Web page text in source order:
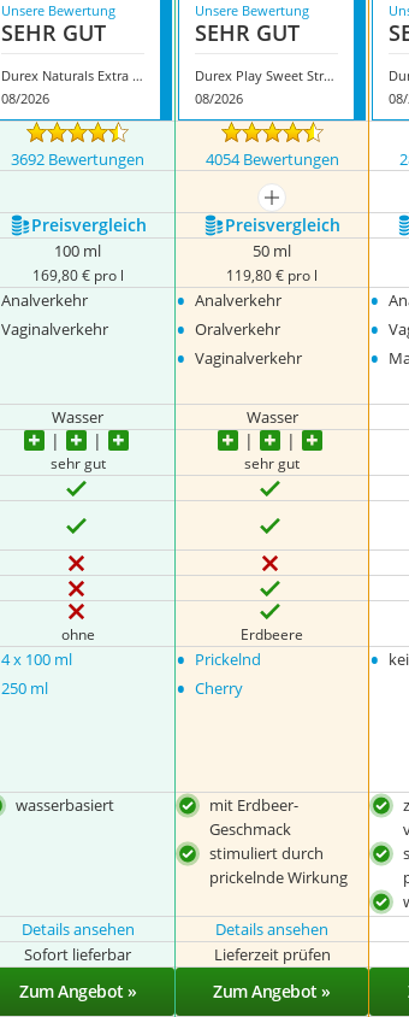
Unsere Bewertung
SEHR GUT
Durex Naturals Extra Sensitive Gleitgel
08/2026
Unsere Bewertung
SEHR GUT
Durex Play Sweet Strawberry
08/2026
3692 Bewertungen 4054 Bewertungen
mehr anzeigen
Preis­vergleich Preis­vergleich
100 ml
169,80 € pro l
50 ml
119,80 € pro l
Analverkehr
Vaginalverkehr
• Analverkehr
• Oralverkehr
• Vaginalverkehr
•
•
•
Wasser Wasser
sehr gut sehr gut
ohne Erdbeere
4 x 100 ml
250 ml
• Prickelnd
• Cherry
•
wasserbasiert
mit Erdbeer-
Geschmack
stimuliert durch
prickelnde Wirkung
Details ansehen Details ansehen
Sofort lieferbar Lieferzeit prüfen
Zum Angebot » Zum Angebot »